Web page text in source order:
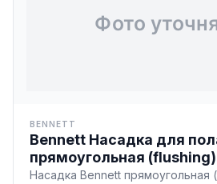
BENNETT
Bennett Насадка для
прямоугольная (flushing)
Насадка Bennett